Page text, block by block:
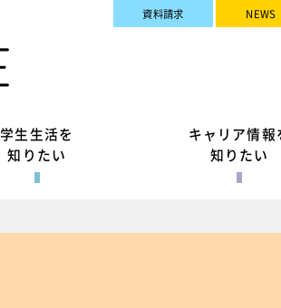
学生生活を
知りたい
キャリア情報
知りたい
資料請求 NEWS